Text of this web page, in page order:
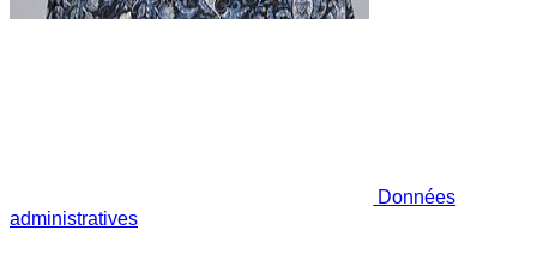
Données
administratives